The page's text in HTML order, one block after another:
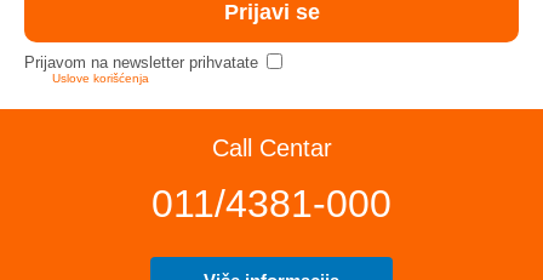
Prijavom na newsletter prihvatate
Uslove korišćenja
Call Centar
011/4381-000